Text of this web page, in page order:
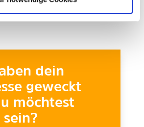
treffen findet im
statt. Seid gespannt!
dein
geweckt
möchtest